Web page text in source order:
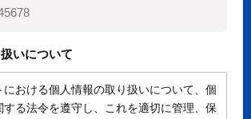
いについて
における個人情報の取り扱いについて、個
する法令を遵守し、これを適切に管理、保